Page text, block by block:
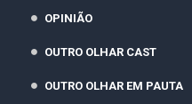
OPINIÃO
OUTRO OLHAR CAST
OUTRO OLHAR EM PAUTA